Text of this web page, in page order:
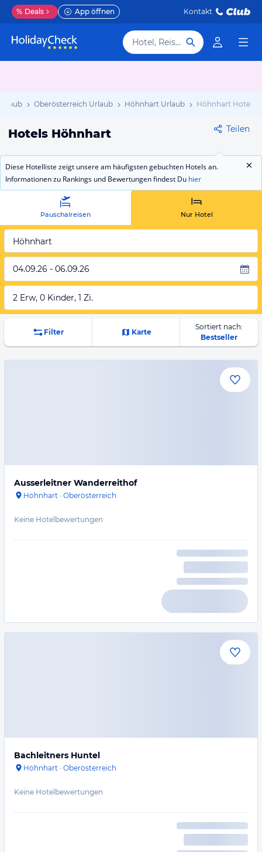
% Deals App öffnen Kontakt
Hotel, Reiseziel
Oberösterreich Urlaub Höhnhart Urlaub Höhnhart Hotels
Hotels Höhnhart Teilen
Diese Hotelliste zeigt unsere am häufigsten gebuchten Hotels an.
Informationen zu Rankings und Bewertungen findest Du hier
Pauschalreisen Nur Hotel
Höhnhart
04.09.26 - 06.09.26
2 Erw, 0 Kinder, 1 Zi.
Filter Karte
Sortiert nach:
Bestseller
Ausserleitner Wanderreithof
Höhnhart · Oberösterreich
Keine Hotelbewertungen
Bachleitners Huntel
Höhnhart · Oberösterreich
Keine Hotelbewertungen